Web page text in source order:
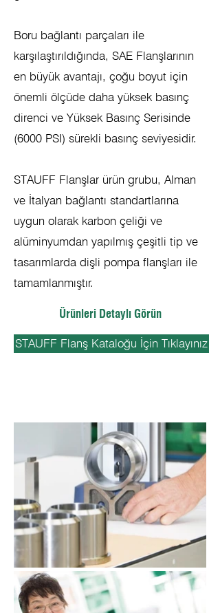
Boru bağlantı parçaları ile
karşılaştırıldığında, SAE Flanşlarının
en büyük avantajı, çoğu boyut için
önemli ölçüde daha yüksek basınç
direnci ve Yüksek Basınç Serisinde
(6000 PSI) sürekli basınç seviyesidir.
STAUFF Flanşlar ürün grubu, Alman
ve İtalyan bağlantı standartlarına
uygun olarak karbon çeliği ve
alüminyumdan yapılmış çeşitli tip ve
tasarımlarda dişli pompa flanşları ile
tamamlanmıştır.
Ürünleri Detaylı Görün
STAUFF Flanş Kataloğu İçin Tıklayınız